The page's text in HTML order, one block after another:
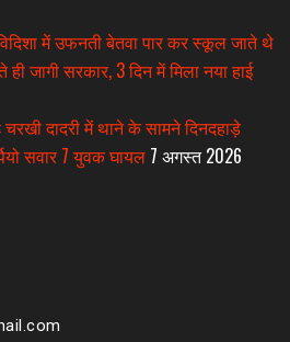
में उफनती बेतवा पार कर स्कूल जाते थे
ही जागी सरकार, 3 दिन में मिला नया हाई
चरखी दादरी में थाने के सामने दिनदहाड़े
सवार 7 युवक घायल 7 अगस्त 2026